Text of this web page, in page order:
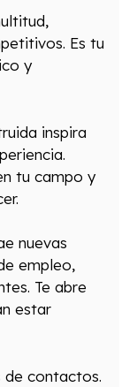
Es tu
y
inspira
tu campo y
nuevas
empleo,
Te abre
estar
de contactos.